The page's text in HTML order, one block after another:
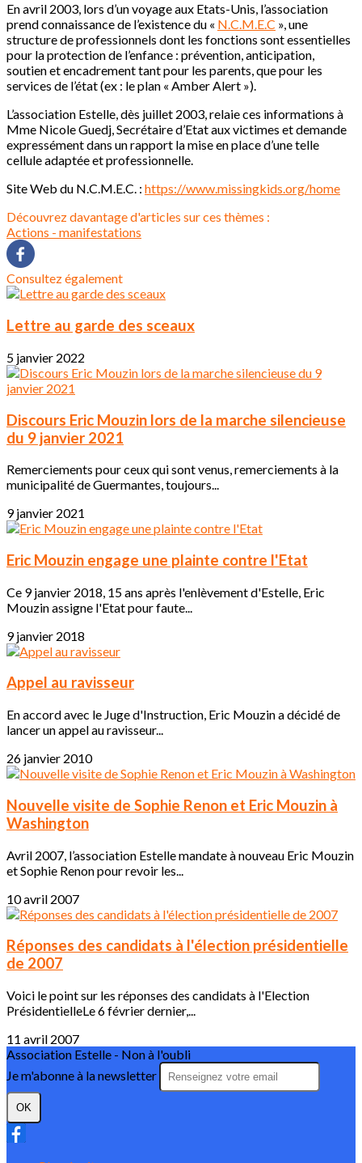
En avril 2003, lors d’un voyage aux Etats-Unis, l’association
prend connaissance de l’existence du « N.C.M.E.C », une
structure de professionnels dont les fonctions sont essentielles
pour la protection de l’enfance : prévention, anticipation,
soutien et encadrement tant pour les parents, que pour les
services de l’état (ex : le plan « Amber Alert »).
L’association Estelle, dès juillet 2003, relaie ces informations à
Mme Nicole Guedj, Secrétaire d’Etat aux victimes et demande
expressément dans un rapport la mise en place d’une telle
cellule adaptée et professionnelle.
Site Web du N.C.M.E.C. : https://www.missingkids.org/home
Découvrez davantage d'articles sur ces thèmes :
Actions - manifestations
Consultez également
Lettre au garde des sceaux
5 janvier 2022
Discours Eric Mouzin lors de la marche silencieuse
du 9 janvier 2021
Remerciements pour ceux qui sont venus, remerciements à la
municipalité de Guermantes, toujours...
9 janvier 2021
Eric Mouzin engage une plainte contre l'Etat
Ce 9 janvier 2018, 15 ans après l'enlèvement d'Estelle, Eric
Mouzin assigne l'Etat pour faute...
9 janvier 2018
Appel au ravisseur
En accord avec le Juge d'Instruction, Eric Mouzin a décidé de
lancer un appel au ravisseur...
26 janvier 2010
Nouvelle visite de Sophie Renon et Eric Mouzin à
Washington
Avril 2007, l’association Estelle mandate à nouveau Eric Mouzin
et Sophie Renon pour revoir les...
10 avril 2007
Réponses des candidats à l'élection présidentielle
de 2007
Voici le point sur les réponses des candidats à l'Election
PrésidentielleLe 6 février dernier,...
11 avril 2007
Association Estelle - Non à l'oubli
Je m'abonne à la newsletter
OK